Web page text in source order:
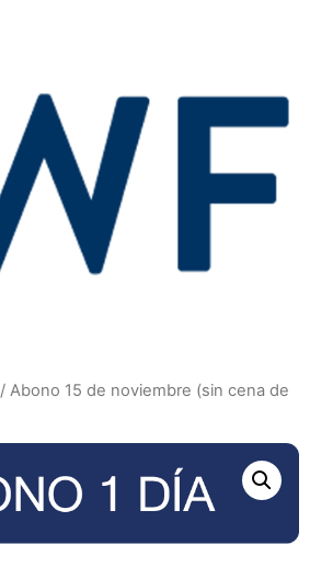
/ Abono 15 de noviembre (sin cena de